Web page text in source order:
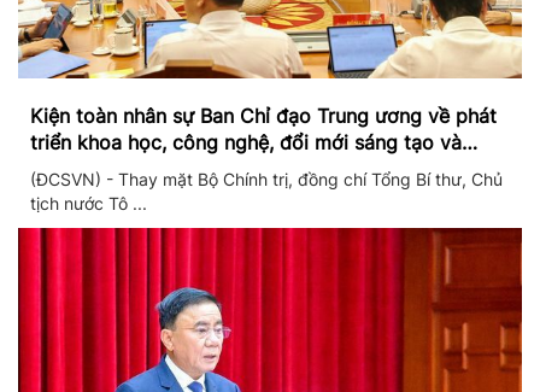
Kiện toàn nhân sự Ban Chỉ đạo Trung ương về phát
triển khoa học, công nghệ, đổi mới sáng tạo và
chuyển đổi số
(ĐCSVN) - Thay mặt Bộ Chính trị, đồng chí Tổng Bí thư, Chủ
tịch nước Tô ...